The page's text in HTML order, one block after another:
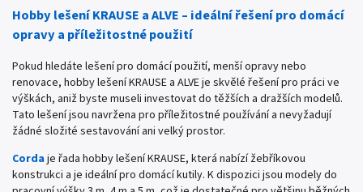
Hobby lešení KRAUSE a ALVE – ideální řešení pro domácí
opravy a příležitostné použití
Pokud hledáte lešení pro domácí použití, menší opravy nebo
renovace, hobby lešení KRAUSE a ALVE je skvělé řešení pro práci ve
výškách, aniž byste museli investovat do těžších a dražších modelů.
Tato lešení jsou navržena pro příležitostné používání a nevyžadují
žádné složité sestavování ani velký prostor.
Cordaje řada hobby lešení KRAUSE, která nabízí žebříkovou
konstrukci a je ideální pro domácí kutily. K dispozici jsou modely do